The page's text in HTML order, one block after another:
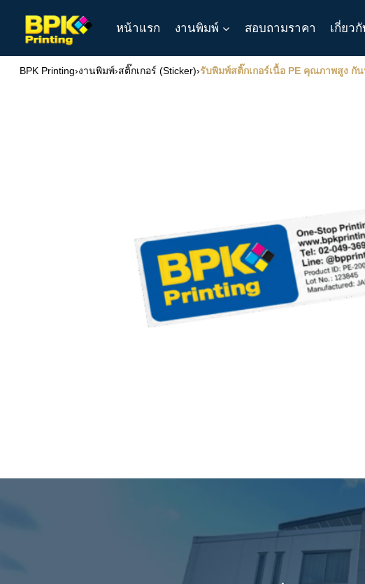
content
หน้าแรก งานพิมพ์ สอบถามราคา เกี่ยวกั
BPK Printing›งานพิมพ์›สติ๊กเกอร์ (Sticker)›รับพิมพ์สติ๊กเกอร์เนื้อ PE คุณภาพสูง กั